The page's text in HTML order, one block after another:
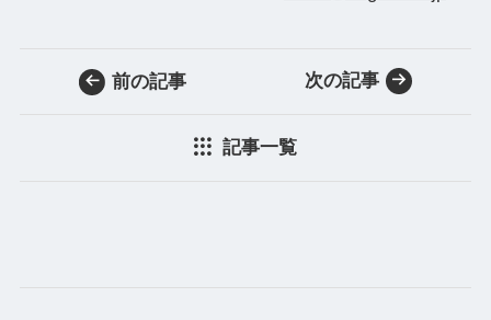
前の記事
記事一覧
次の記事